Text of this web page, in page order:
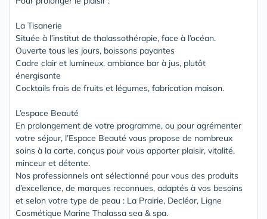
La Tisanerie
Située à l’institut de thalassothérapie, face à l’océan.
Ouverte tous les jours, boissons payantes
Cadre clair et lumineux, ambiance bar à jus, plutôt
énergisante
Cocktails frais de fruits et légumes, fabrication maison.
L’espace Beauté
En prolongement de votre programme, ou pour agrémenter
votre séjour, l’Espace Beauté vous propose de nombreux
soins à la carte, conçus pour vous apporter plaisir, vitalité,
minceur et détente.
Nos professionnels ont sélectionné pour vous des produits
d’excellence, de marques reconnues, adaptés à vos besoins
et selon votre type de peau : La Prairie, Decléor, Ligne
Cosmétique Marine Thalassa sea & spa.